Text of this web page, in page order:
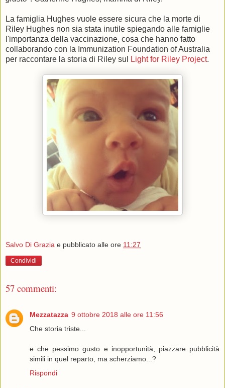
La famiglia Hughes vuole essere sicura che la morte di
Riley Hughes non sia stata inutile spiegando alle famiglie
l'importanza della vaccinazione, cosa che hanno fatto
collaborando con la Immunization Foundation of Australia
per raccontare la storia di Riley sul
Light for Riley Project.
Salvo Di Grazia e pubblicato alle ore 11:27
Condividi
57 commenti:
Mezzatazza 9 ottobre 2018 alle ore 11:56
Che storia triste...
e che pessimo gusto e inopportunità, piazzare pubblicità
simili in quel reparto, ma scherziamo...?
Rispondi